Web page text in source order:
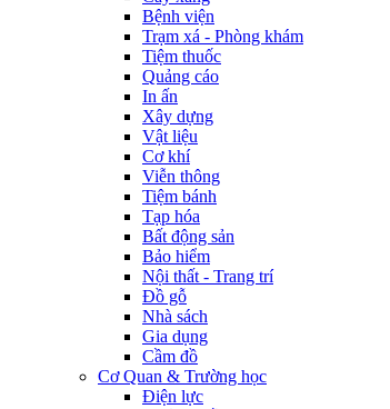
Bệnh viện
Trạm xá - Phòng khám
Tiệm thuốc
Quảng cáo
In ấn
Xây dựng
Vật liệu
Cơ khí
Viễn thông
Tiệm bánh
Tạp hóa
Bất động sản
Bảo hiểm
Nội thất - Trang trí
Đồ gỗ
Nhà sách
Gia dụng
Cầm đồ
Cơ Quan & Trường học
Điện lực